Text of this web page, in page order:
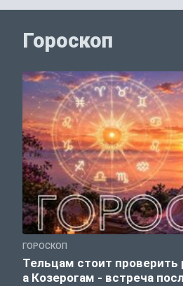
Гороскоп
ГОРОСКОП
Тельцам стоит
а Козерогам - встреча